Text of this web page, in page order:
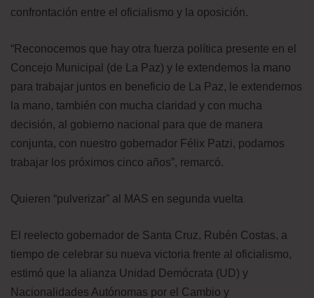
confrontación entre el oficialismo y la oposición.
“Reconocemos que hay otra fuerza política presente en el
Concejo Municipal (de La Paz) y le extendemos la mano
para trabajar juntos en beneficio de La Paz, le extendemos
la mano, también con mucha claridad y con mucha
decisión, al gobierno nacional para que de manera
conjunta, con nuestro gobernador Félix Patzi, podamos
trabajar los próximos cinco años”, remarcó.
Quieren “pulverizar” al MAS en segunda vuelta
El reelecto gobernador de Santa Cruz, Rubén Costas, a
tiempo de celebrar su nueva victoria frente al oficialismo,
estimó que la alianza Unidad Demócrata (UD) y
Nacionalidades Autónomas por el Cambio y